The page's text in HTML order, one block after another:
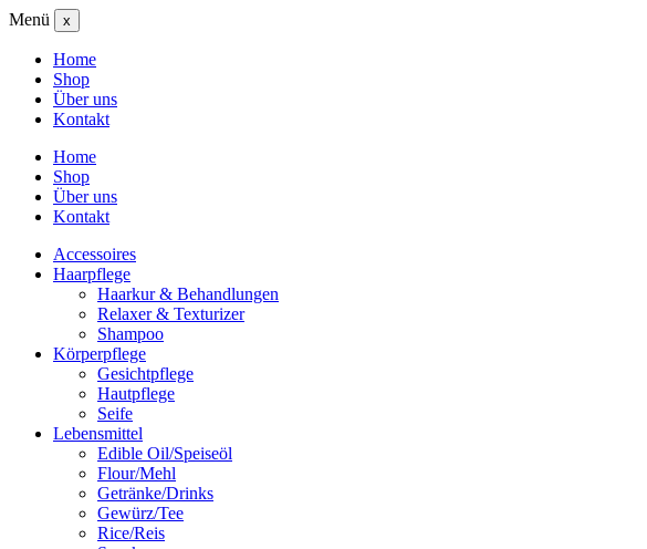
Menü x
Home
Shop
Über uns
Kontakt
Home
Shop
Über uns
Kontakt
Accessoires
Haarpflege
Haarkur & Behandlungen
Relaxer & Texturizer
Shampoo
Körperpflege
Gesichtpflege
Hautpflege
Seife
Lebensmittel
Edible Oil/Speiseöl
Flour/Mehl
Getränke/Drinks
Gewürz/Tee
Rice/Reis